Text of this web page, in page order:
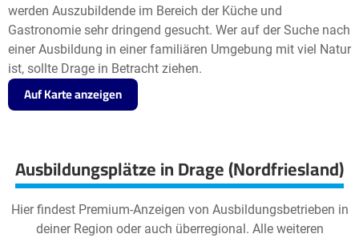
werden Auszubildende im Bereich der Küche und
Gastronomie sehr dringend gesucht. Wer auf der Suche nach
einer Ausbildung in einer familiären Umgebung mit viel Natur
ist, sollte Drage in Betracht ziehen.
Auf Karte anzeigen
Ausbildungsplätze in Drage (Nordfriesland)
Hier findest Premium-Anzeigen von Ausbildungsbetrieben in
deiner Region oder auch überregional. Alle weiteren